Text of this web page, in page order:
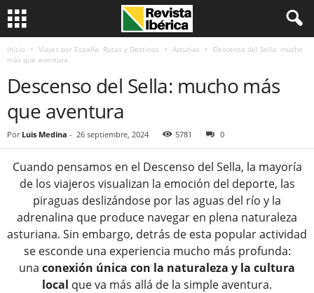
Inicio Viajes por España: Rutas y Destinos Asturias
Descenso del Sella: mucho
más que aventura
Descenso del Sella: mucho más
que aventura
Por Luis Medina - 26 septiembre, 2024 5781 0
Cuando pensamos en el Descenso del Sella, la mayoría
de los viajeros visualizan la emoción del deporte, las
piraguas deslizándose por las aguas del río y la
adrenalina que produce navegar en plena naturaleza
asturiana. Sin embargo, detrás de esta popular actividad
se esconde una experiencia mucho más profunda:
una conexión única con la naturaleza y la cultura
local que va más allá de la simple aventura.